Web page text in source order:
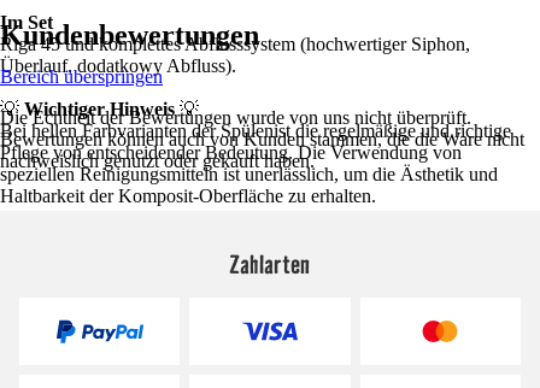
Im Set
Riga 45 und komplettes Abflusssystem (hochwertiger Siphon,
Überlauf, dodatkowy Abfluss).
💡 Wichtiger Hinweis 💡
Bei hellen Farbvarianten der Spülenist die regelmäßige und richtige
Pflege von entscheidender Bedeutung. Die Verwendung von
speziellen Reinigungsmitteln ist unerlässlich, um die Ästhetik und
Haltbarkeit der Komposit-Oberfläche zu erhalten.
Kundenbewertungen
Bereich überspringen
Die Echtheit der Bewertungen wurde von uns nicht überprüft.
Bewertungen können auch von Kunden stammen, die die Ware nicht
nachweislich genutzt oder gekauft haben.
Zahlarten